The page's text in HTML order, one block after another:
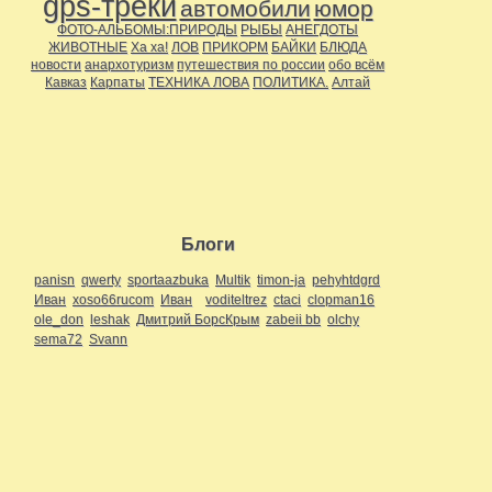
gps-треки автомобили юмор
ФОТО-АЛЬБОМЫ:ПРИРОДЫ РЫБЫ АНЕГДОТЫ
ЖИВОТНЫЕ Ха ха! ЛОВ ПРИКОРМ БАЙКИ БЛЮДА
новости анархотуризм путешествия по россии обо всём
Кавказ Карпаты ТЕХНИКА ЛОВА ПОЛИТИКА. Алтай
Блоги
panisn qwerty sportaazbuka Multik timon-ja pehyhtdgrd
Иван xoso66rucom Иван voditeltrez ctaci clopman16
ole_don leshak Дмитрий БорсКрым zabeii bb olchy
sema72 Svann